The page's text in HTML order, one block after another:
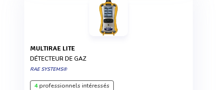
MULTIRAE LITE
DÉTECTEUR DE GAZ
RAE SYSTEMS®
4professionnels intéressés